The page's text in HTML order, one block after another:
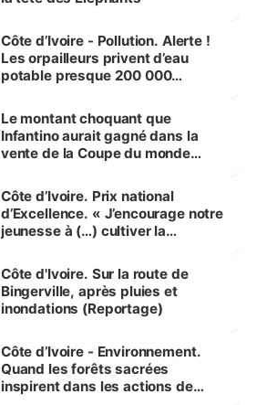
Côte d’Ivoire - Pollution. Alerte !
Les orpailleurs privent d’eau
potable presque 200 000
Le montant choquant que
Infantino aurait gagné dans la
vente de la Coupe du monde
Côte d’Ivoire. Prix national
d’Excellence. « J’encourage notre
jeunesse à (…) cultiver la
(Alassane Ouattara
Côte d'Ivoire. Sur la route de
Bingerville, après pluies et
inondations (Reportage)
Côte d’Ivoire - Environnement.
Quand les forêts sacrées
inspirent dans les actions de